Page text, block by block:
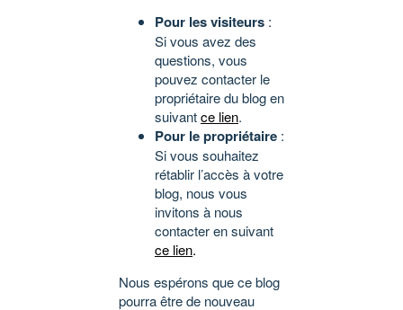
Pour les visiteurs :
Si vous avez des
questions, vous
pouvez contacter le
propriétaire du blog en
suivantce lien.
Pour le propriétaire :
Si vous souhaitez
rétablir l’accès à votre
blog, nous vous
invitons à nous
contacter en suivant
ce lien.
Nous espérons que ce blog
pourra être de nouveau